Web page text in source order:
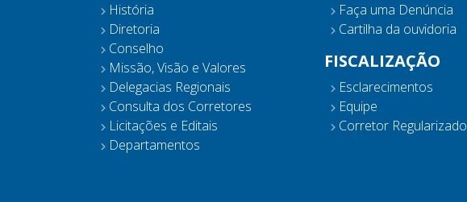
História
Diretoria
Conselho
Missão, Visão e Valores
Delegacias Regionais
Consulta dos Corretores
Licitações e Editais
Departamentos
Faça uma Denúncia
Cartilha da ouvidoria
FISCALIZAÇÃO
Esclarecimentos
Equipe
Corretor Regularizado